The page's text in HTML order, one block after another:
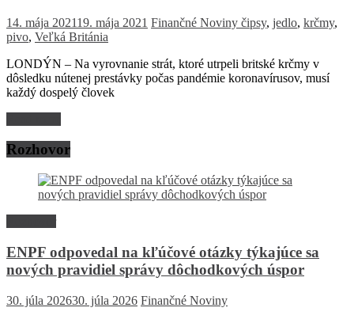
14. mája 202119. mája 2021 Finančné Noviny čipsy, jedlo, krčmy,
pivo, Veľká Británia
LONDÝN – Na vyrovnanie strát, ktoré utrpeli britské krčmy v
dôsledku nútenej prestávky počas pandémie koronavírusov, musí
každý dospelý človek
Rozhovor
ENPF odpovedal na kľúčové otázky týkajúce sa
nových pravidiel správy dôchodkových úspor
30. júla 202630. júla 2026 Finančné Noviny